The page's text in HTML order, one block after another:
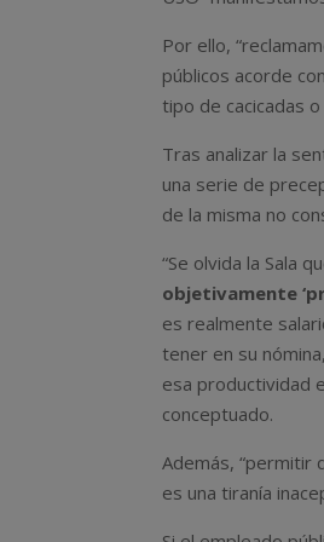
Por ello,
públicos acorde
tipo de cacicadas
Tras analizar la
una serie de
de la misma no
“Se olvida la Sala
objetivamente
es realmente
tener en su
esa productividad
conceptuado.
Además, “permitir
es una tiranía